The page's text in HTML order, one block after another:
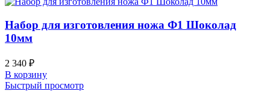
Набор для изготовления ножа Ф1 Шоколад
10мм
2 340 ₽
В корзину
Быстрый просмотр